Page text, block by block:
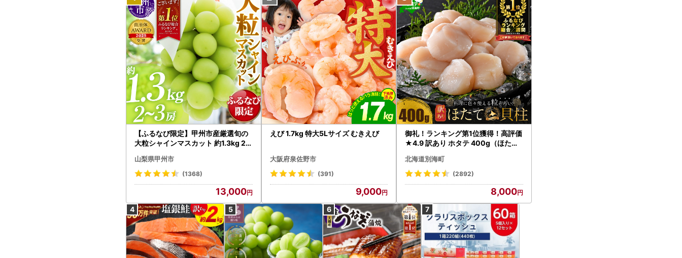
【ふるなび限定】甲州市産厳選旬の
大粒シャインマスカット 約1.3kg 2
472 FN-Limited-VO シャインマス
カット フルーツ
山梨県甲州市
(1368)
13,000
えび 1.7kg 特大5Lサイズ むきえび
大阪府泉佐野市
(391)
9,000
御礼！ランキング第1位獲得！高評価
★4.9 訳あり ホタテ 400g（ほたて
北海道別海町
(2892)
8,000